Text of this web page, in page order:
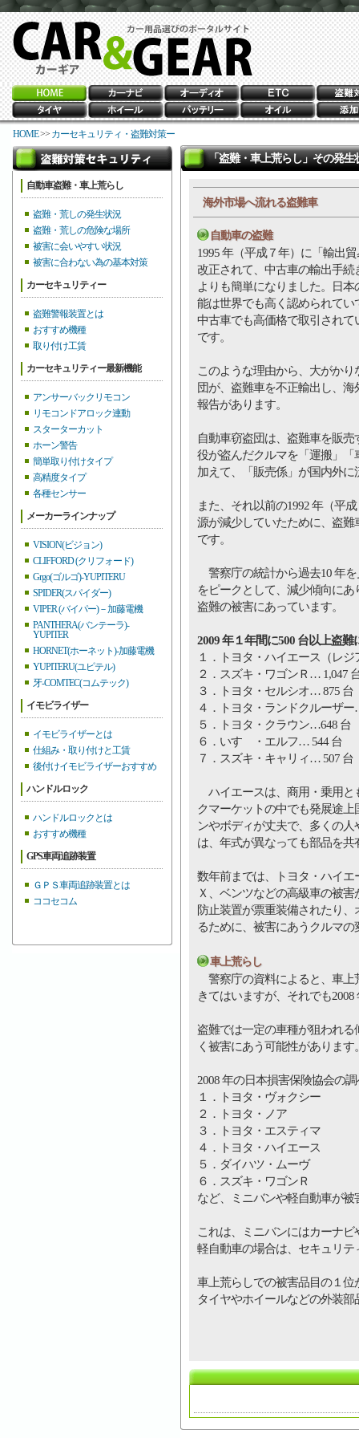
HOME>> カーセキュリティ・盗難対策ー
自動車盗難・車上荒らし
盗難・荒しの発生状況
盗難・荒しの危険な場所
被害に会いやすい状況
被害に合わない為の基本対策
カーセキュリティー
盗難警報装置とは
おすすめ機種
取り付け工賃
カーセキュリティー最新機能
アンサーバックリモコン
リモコンドアロック連動
スターターカット
ホーン警告
簡単取り付けタイプ
高精度タイプ
各種センサー
メーカーラインナップ
VISION(ビジョン)
CLIFFORD (クリフォード)
Grgo(ゴルゴ)-YUPITERU
SPIDER(スパイダー)
VIPER (バイパー)－加藤電機
PANTHERA(バンテーラ)-
YUPITER
HORNET(ホーネット)-加藤電機
YUPITERU(ユピテル)
牙-COMTEC(コムテック)
イモビライザー
イモビライザーとは
仕組み・取り付けと工賃
後付けイモビライザーおすすめ
ハンドルロック
ハンドルロックとは
おすすめ機種
GPS車両追跡装置
ＧＰＳ車両追跡装置とは
ココセコム
「盗難・車上荒らし」その発生
海外市場へ流れる盗難車
自動車の盗難
1995 年（平成７年）に「輸出
改正されて、中古車の輸出手続
よりも簡単になりました。日本
能は世界でも高く認められてい
中古車でも高価格で取引されて
です。
このような理由から、大がかり
団が、盗難車を不正輸出し、
報告があります。
自動車窃盗団は、盗難車を販
役が盗んだクルマを「運搬」
加えて、「販売係」が国内外
また、それ以前の1992 年（平
源が減少していたために、盗
です。
警察庁の統計から過去10 年を
をピークとして、減少傾向にあ
盗難の被害にあっています。
2009 年１年間に500 台以上盗
１．トヨタ・ハイエース（レ
２．スズキ・ワゴンＲ… 1,047
３．トヨタ・セルシオ… 875 台
４．トヨタ・ランドクルーザー
５．トヨタ・クラウン…648 台
６．いすゞ・エルフ… 544 台
７．スズキ・キャリィ… 507 台
ハイエースは、商用・乗用と
クマーケットの中でも発展途
ンやボディが丈夫で、多くの
は、年式が異なっても部品を
数年前までは、トヨタ・ハイ
Ｘ、ベンツなどの高級車の被
防止装置が票重装備されたり
るために、被害にあうクルマ
車上荒らし
警察庁の資料によると、車上
きてはいますが、それでも
盗難では一定の車種が狙われ
く被害にあう可能性があります
2008 年の日本損害保険協会の
１．トヨタ・ヴォクシー
２．トヨタ・ノア
３．トヨタ・エスティマ
４．トヨタ・ハイエース
５．ダイハツ・ムーヴ
６．スズキ・ワゴンＲ
など、ミニバンや軽自動車が
これは、ミニバンにはカーナ
軽自動車の場合は、セキュリ
車上荒らしでの被害品目の１
タイヤやホイールなどの外装